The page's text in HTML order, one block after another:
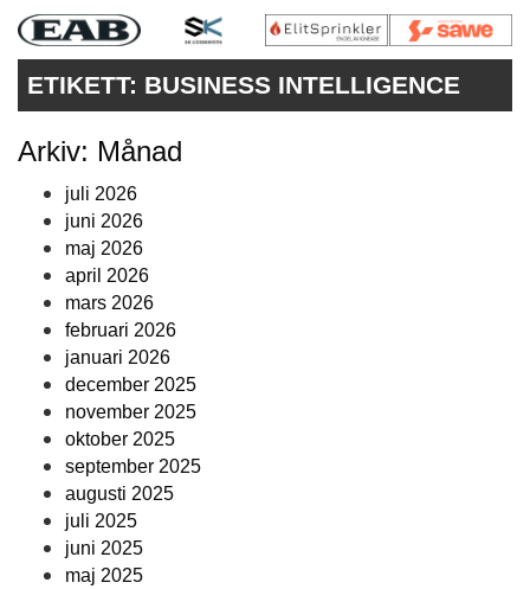
ANNONSERA
KONTAKT
ETIKETT: BUSINESS INTELLIGENCE
Arkiv: Månad
juli 2026
juni 2026
maj 2026
april 2026
mars 2026
februari 2026
januari 2026
december 2025
november 2025
oktober 2025
september 2025
augusti 2025
juli 2025
juni 2025
maj 2025